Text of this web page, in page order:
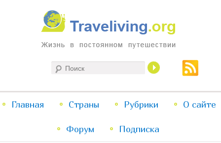
Traveliving
Жизнь в постоянном путешествии
меню
Перейти
к
Перейти
к
Главная Страны Рубрики О сайте
Форум Подписка